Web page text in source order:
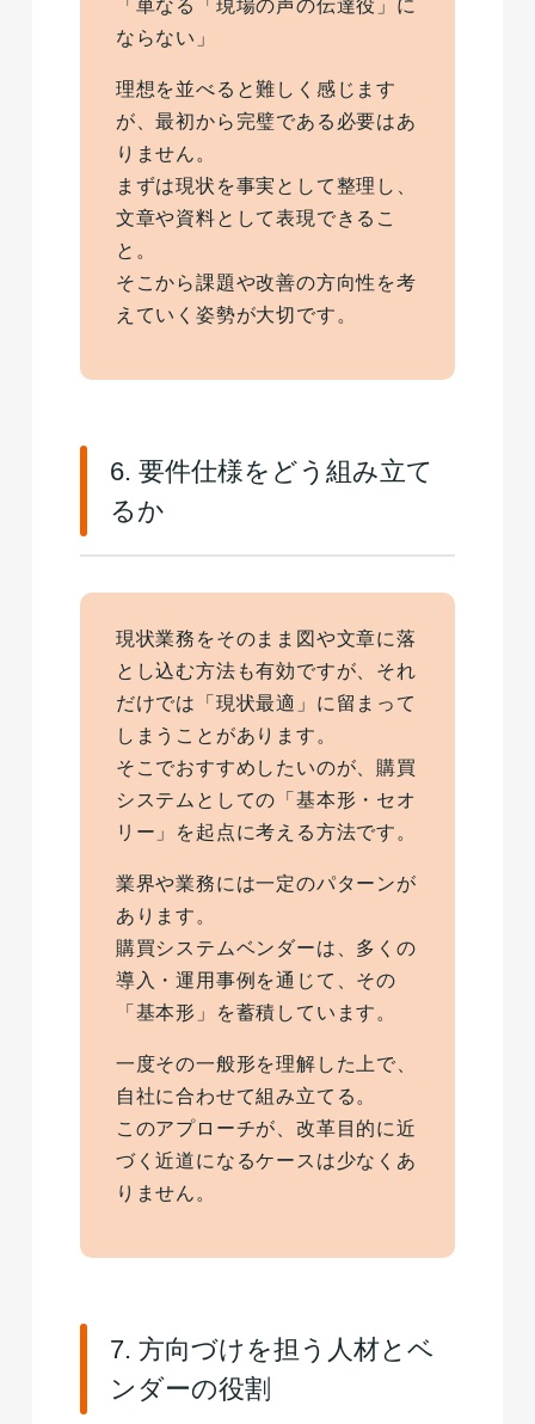
「単なる「現場の声の伝達役」に
ならない」
理想を並べると難しく感じます
が、最初から完璧である必要はあ
りません。
まずは現状を事実として整理し、
文章や資料として表現できるこ
と。
そこから課題や改善の方向性を考
えていく姿勢が大切です。
6. 要件仕様をどう組み立て
るか
現状業務をそのまま図や文章に落
とし込む方法も有効ですが、それ
だけでは「現状最適」に留まって
しまうことがあります。
そこでおすすめしたいのが、購買
システムとしての「基本形・セオ
リー」を起点に考える方法です。
業界や業務には一定のパターンが
あります。
購買システムベンダーは、多くの
導入・運用事例を通じて、その
「基本形」を蓄積しています。
一度その一般形を理解した上で、
自社に合わせて組み立てる。
このアプローチが、改革目的に近
づく近道になるケースは少なくあ
りません。
7. 方向づけを担う人材とベ
ンダーの役割